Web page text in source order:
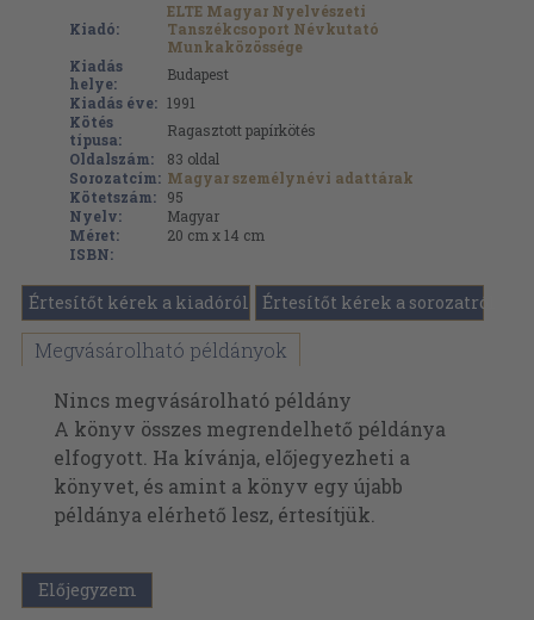
Kiadó:
ELTE Magyar Nyelvészeti
Tanszékcsoport Névkutató
Munkaközössége
Kiadás
helye:
Budapest
Kiadás éve: 1991
Kötés
típusa:
Ragasztott papírkötés
Oldalszám:
83 oldal
Sorozatcím: Magyar személynévi adattárak
Kötetszám:
95
Nyelv:
Magyar
Méret:
20 cm x 14 cm
ISBN:
Értesítőt kérek a kiadóról Értesítőt kérek a sorozatról
Megvásárolható példányok
Nincs megvásárolható példány
A könyv összes megrendelhető példánya
elfogyott. Ha kívánja, előjegyezheti a
könyvet, és amint a könyv egy újabb
példánya elérhető lesz, értesítjük.
Előjegyzem